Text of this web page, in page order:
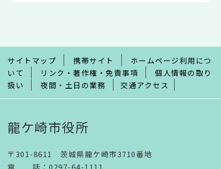
で
サイトマップ 携帯サイト
ホームページ利用につ
いて
リンク・著作権・免責事項
個人情報の取り
扱い
夜間・土日の業務 交通アクセス
龍ケ崎市役所
〒301-8611 茨城県龍ケ崎市3710番地
電話 ： 0297-64-1111